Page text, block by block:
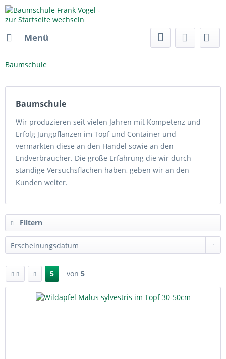
Menü
Baumschule
Baumschule
Wir produzieren seit vielen Jahren mit Kompetenz und
Erfolg Jungpflanzen im Topf und Container und
vermarkten diese an den Handel sowie an den
Endverbraucher. Die große Erfahrung die wir durch
ständige Versuchsflächen haben, geben wir an den
Kunden weiter.
Filtern
5 von 5